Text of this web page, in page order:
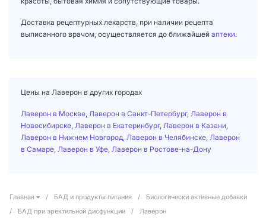
Доставка рецептурных лекарств, при наличии рецепта
выписанного врачом, осуществляется до ближайшей аптеки.
Цены на Лаверон в других городах
Лаверон в Москве Лаверон в Санкт-Петербург, Лаверон в
Новосибирске Лаверон в Екатеринбург, Лаверон в Казани
Лаверон в Нижнем Новгород Лаверон в Челябинске Лаверон
в Самаре Лаверон в Уфе Лаверон в Ростове-на-Дону
Главная / БАД и продукты питания /
Биологически активные добавки
/
БАД при эректильной дисфункции / Лаверон